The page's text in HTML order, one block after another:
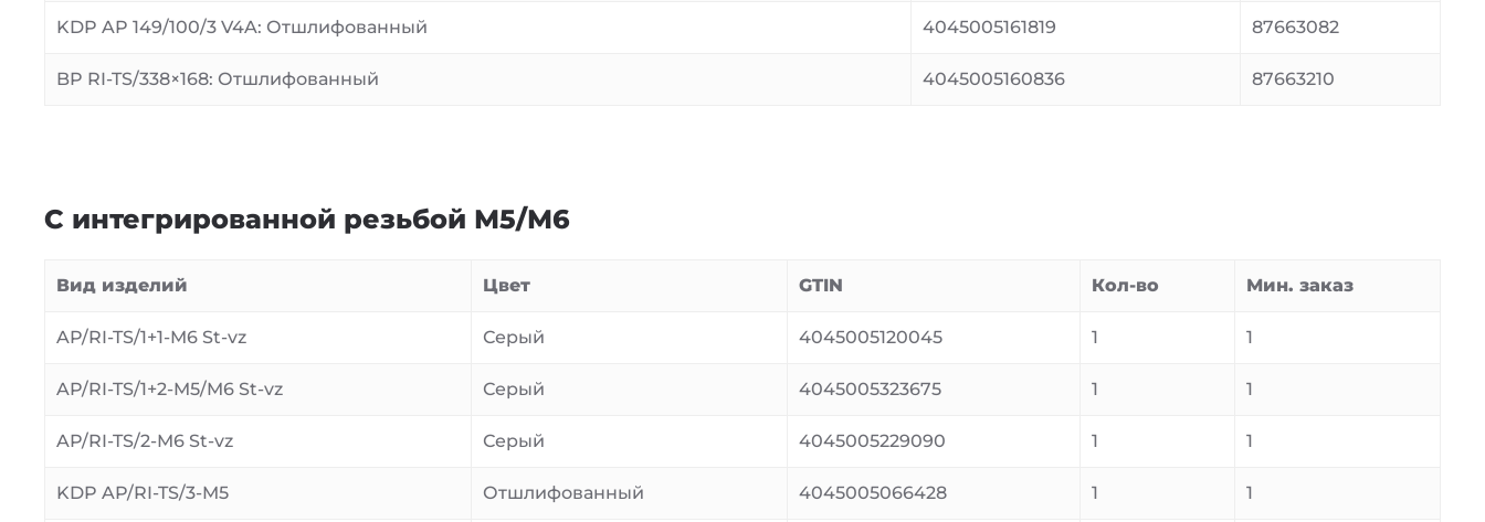
KDP AP 149/100/3 V4A: Отшлифованный 4045005161819 87663082
BP RI-TS/338×168: Отшлифованный 4045005160836 87663210
С интегрированной резьбой М5/М6
Вид изделий Цвет GTIN Кол-во Мин. заказ
AP/RI-TS/1+1-M6 St-vz Серый 4045005120045 1 1
AP/RI-TS/1+2-M5/M6 St-vz Серый 4045005323675 1 1
AP/RI-TS/2-M6 St-vz Серый 4045005229090 1 1
KDP AP/RI-TS/3-M5 Отшлифованный 4045005066428 1 1